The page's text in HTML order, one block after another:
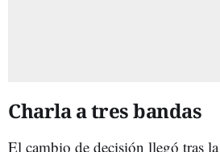
Charla a tres bandas
El cambio de decisión llegó tras la